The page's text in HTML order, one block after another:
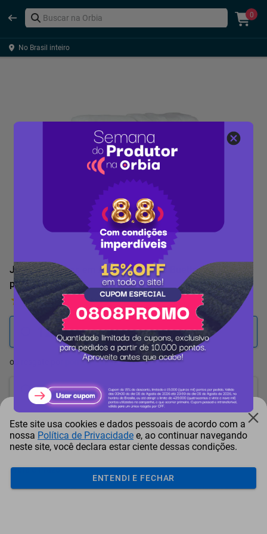
0
No Brasil inteiro
Jogo de Toalhas em Algodão Egípcio Buettner Aliance 5
peças Branco
1 Avaliação
12.455 pontos
ou resgate por pontos + dinheiro
11.210 pontos + R$ 57,27
10.587 pontos + R$ 85,93
9.964 pontos + R$ 114,59
Frete e Prazo
Calcular frete
Este site usa cookies e dados pessoais de acordo com a
nossa Política de Privacidade e, ao continuar navegando
neste site, você declara estar ciente dessas condições.
ENTENDI E FECHAR